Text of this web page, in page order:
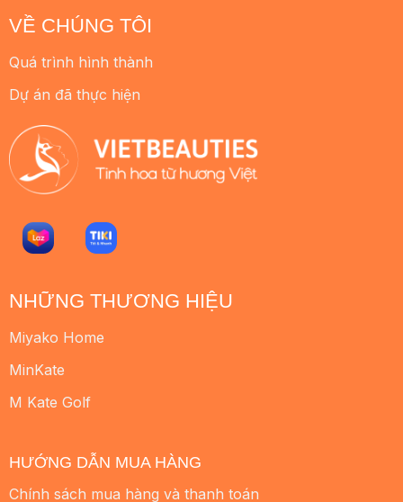
VỀ CHÚNG TÔI
Quá trình hình thành
Dự án đã thực hiện
NHỮNG THƯƠNG HIỆU
Miyako Home
MinKate
M Kate Golf
HƯỚNG DẪN MUA HÀNG
Chính sách mua hàng và thanh toán